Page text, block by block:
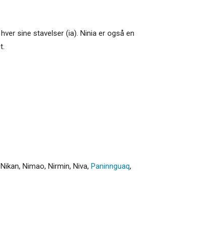
sine stavelser (ia). Ninia er også en
Nikan, Nimao, Nirmin, Niva, Paninnguaq,